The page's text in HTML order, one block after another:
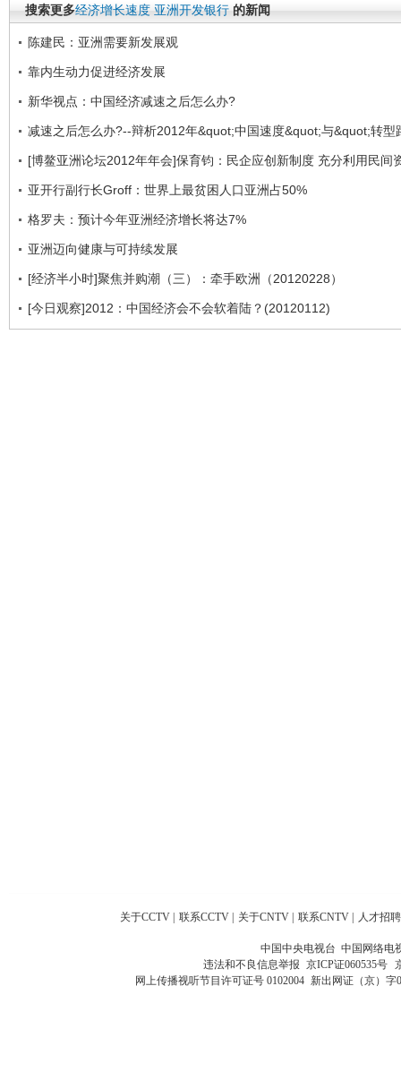
搜索更多经济增长速度 亚洲开发银行 的新闻
陈建民：亚洲需要新发展观
靠内生动力促进经济发展
新华视点：中国经济减速之后怎么办?
减速之后怎么办?--辩析2012年&quot;中国速度&quot;与&quot;转型
[博鳌亚洲论坛2012年年会]保育钧：民企应创新制度 充分利用民间
亚开行副行长Groff：世界上最贫困人口亚洲占50%
格罗夫：预计今年亚洲经济增长将达7%
亚洲迈向健康与可持续发展
[经济半小时]聚焦并购潮（三）：牵手欧洲（20120228）
[今日观察]2012：中国经济会不会软着陆？(20120112)
关于CCTV 联系CCTV 关于CNTV 联系CNTV 人才招聘
中国中央电视台 中国网络电
违法和不良信息举报 京ICP证060535号
网上传播视听节目许可证号 0102004 新出网证（京）